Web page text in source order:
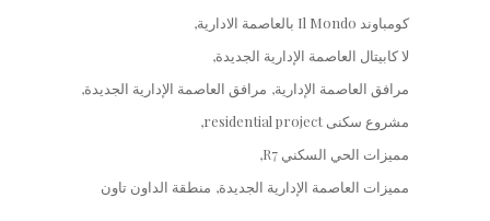
كومباوند Il Mondo بالعاصمة الادارية
لا كابيتال العاصمة الإدارية الجديدة
مرافق العاصمة الإدارية مرافق العاصمة الإدارية الجديدة
مشروع سكنى residential project
مميزات الحي السكني R7
مميزات العاصمة الإدارية الجديدة منطقة الداون تاون